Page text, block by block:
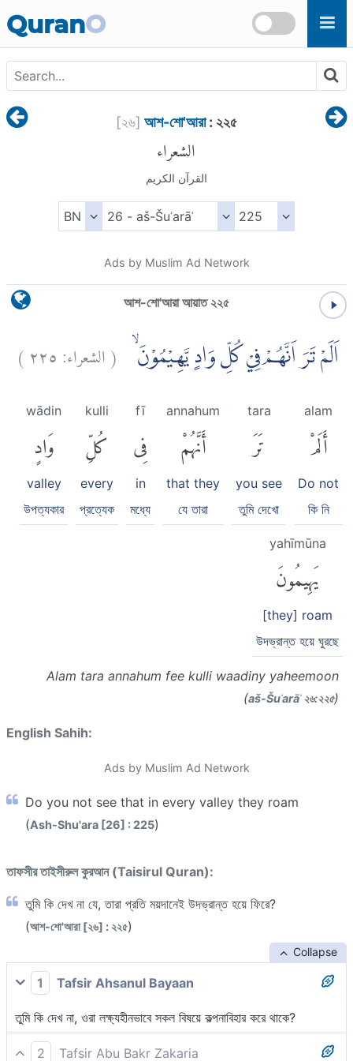
QuranO
[২৬] আশ-শো'আরা: ২২৫
الشعراء
القرآن الكريم
Ads by Muslim Ad Network
আশ-শো'আরা আয়াত ২২৫
اَلَمْ تَرَ اَنَّهُمْ فِيْ كُلِّ وَادٍ يَّهِيْمُوْنَ ۙ (الشعراء:٢٢٥)
alam
أَلَمْ
Do not
কি নি
tara
تَرَ
you see
তুমি দেখো
annahum
أَنَّهُمْ
that they
যে তারা
fī
فِى
in
মধ্যে
kulli
كُلِّ
every
প্রত্যেক
wādin
وَادٍ
valley
উপত্যকার
yahīmūna
يَهِيمُونَ
[they] roam
উদভ্রান্ত হয়ে ঘুরছে
Alam tara annahum fee kulli waadiny yaheemoon
(aš-Šuʿarāʾ ২৬:২২৫)
English Sahih:
Ads by Muslim Ad Network
Do you not see that in every valley they roam
(Ash-Shu'ara [26] : 225)
তাফসীর তাইসীরুল কুরআন (Taisirul Quran):
তুমি কি দেখ না যে, তারা প্রতি ময়দানেই উদভ্রান্ত হয়ে ফিরে?
(আশ-শো'আরা [২৬] : ২২৫)
Collapse
1 Tafsir Ahsanul Bayaan
তুমি কি দেখ না, ওরা লক্ষ্যহীনভাবে সকল বিষয়ে কল্পনাবিহার করে থাকে?
2 Tafsir Abu Bakr Zakaria